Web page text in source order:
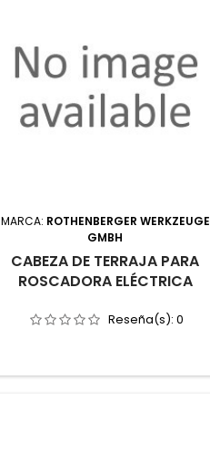
MARCA: ROTHENBERGER WERKZEUGE
GMBH
CABEZA DE TERRAJA PARA
ROSCADORA ELÉCTRICA
Reseña(s): 0